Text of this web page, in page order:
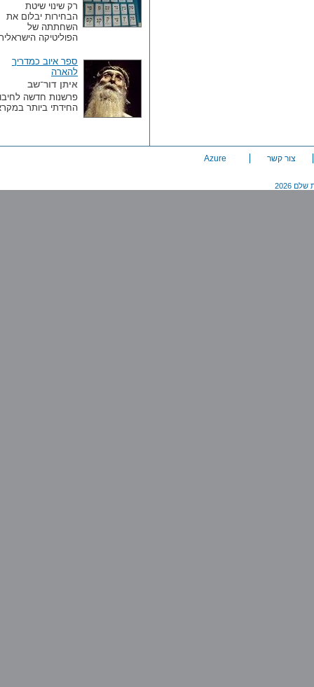
רק שינוי שיטת
הבחירות יבלום את
השחתתה של
הפוליטיקה הישראלית
ספר איוב כמדריך
להארה
איתן דור־שב
פרשנות חדשה לחיבור
החידתי ביותר במקרא
צור קשר Azure